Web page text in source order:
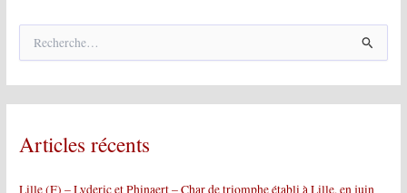
h
e
c
Articles récents
Lille (F) – Lyderic et Phinaert – Char de triomphe établi à Lille, en juin